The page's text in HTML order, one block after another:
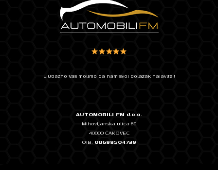
Ljubazno Vas molimo da nam svoj dolazak najavite !
AUTOMOBILI FM d.o.o.
Mihovljanska ulica 89
40000 ČAKOVEC
OIB: 08699504739